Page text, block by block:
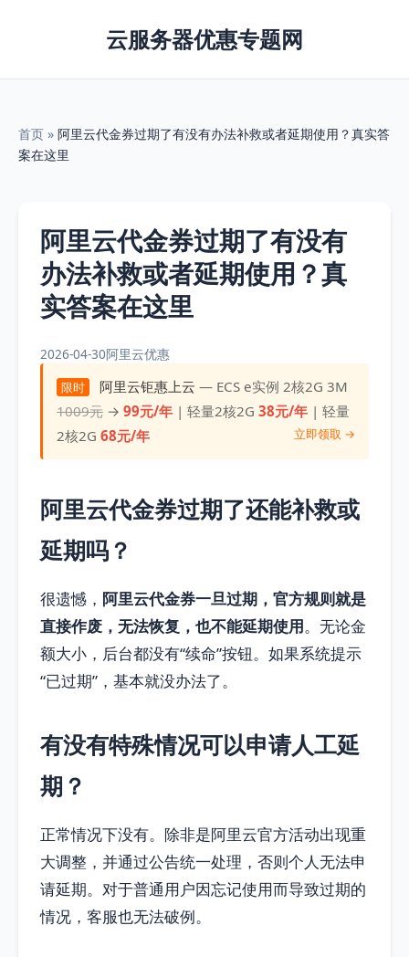
云服务器优惠专题网
首页 » 阿里云代金券过期了有没有办法补救或者延期使用？真实答
案在这里
阿里云代金券过期了有没有
办法补救或者延期使用？真
实答案在这里
2026-04-30阿里云优惠
限时 阿里云钜惠上云 — ECS e实例 2核2G 3M
1009元 →99元/年 | 轻量2核2G38元/年 | 轻量
2核2G68元/年 立即领取 →
阿里云代金券过期了还能补救或
延期吗？
很遗憾， 阿里云代金券一旦过期，官方规则就是
直接作废，无法恢复，也不能延期使用。无论金
额大小，后台都没有“续命”按钮。如果系统提示
“已过期”，基本就没办法了。
有没有特殊情况可以申请人工延
期？
正常情况下没有。除非是阿里云官方活动出现重
大调整，并通过公告统一处理，否则个人无法申
请延期。对于普通用户因忘记使用而导致过期的
情况，客服也无法破例。